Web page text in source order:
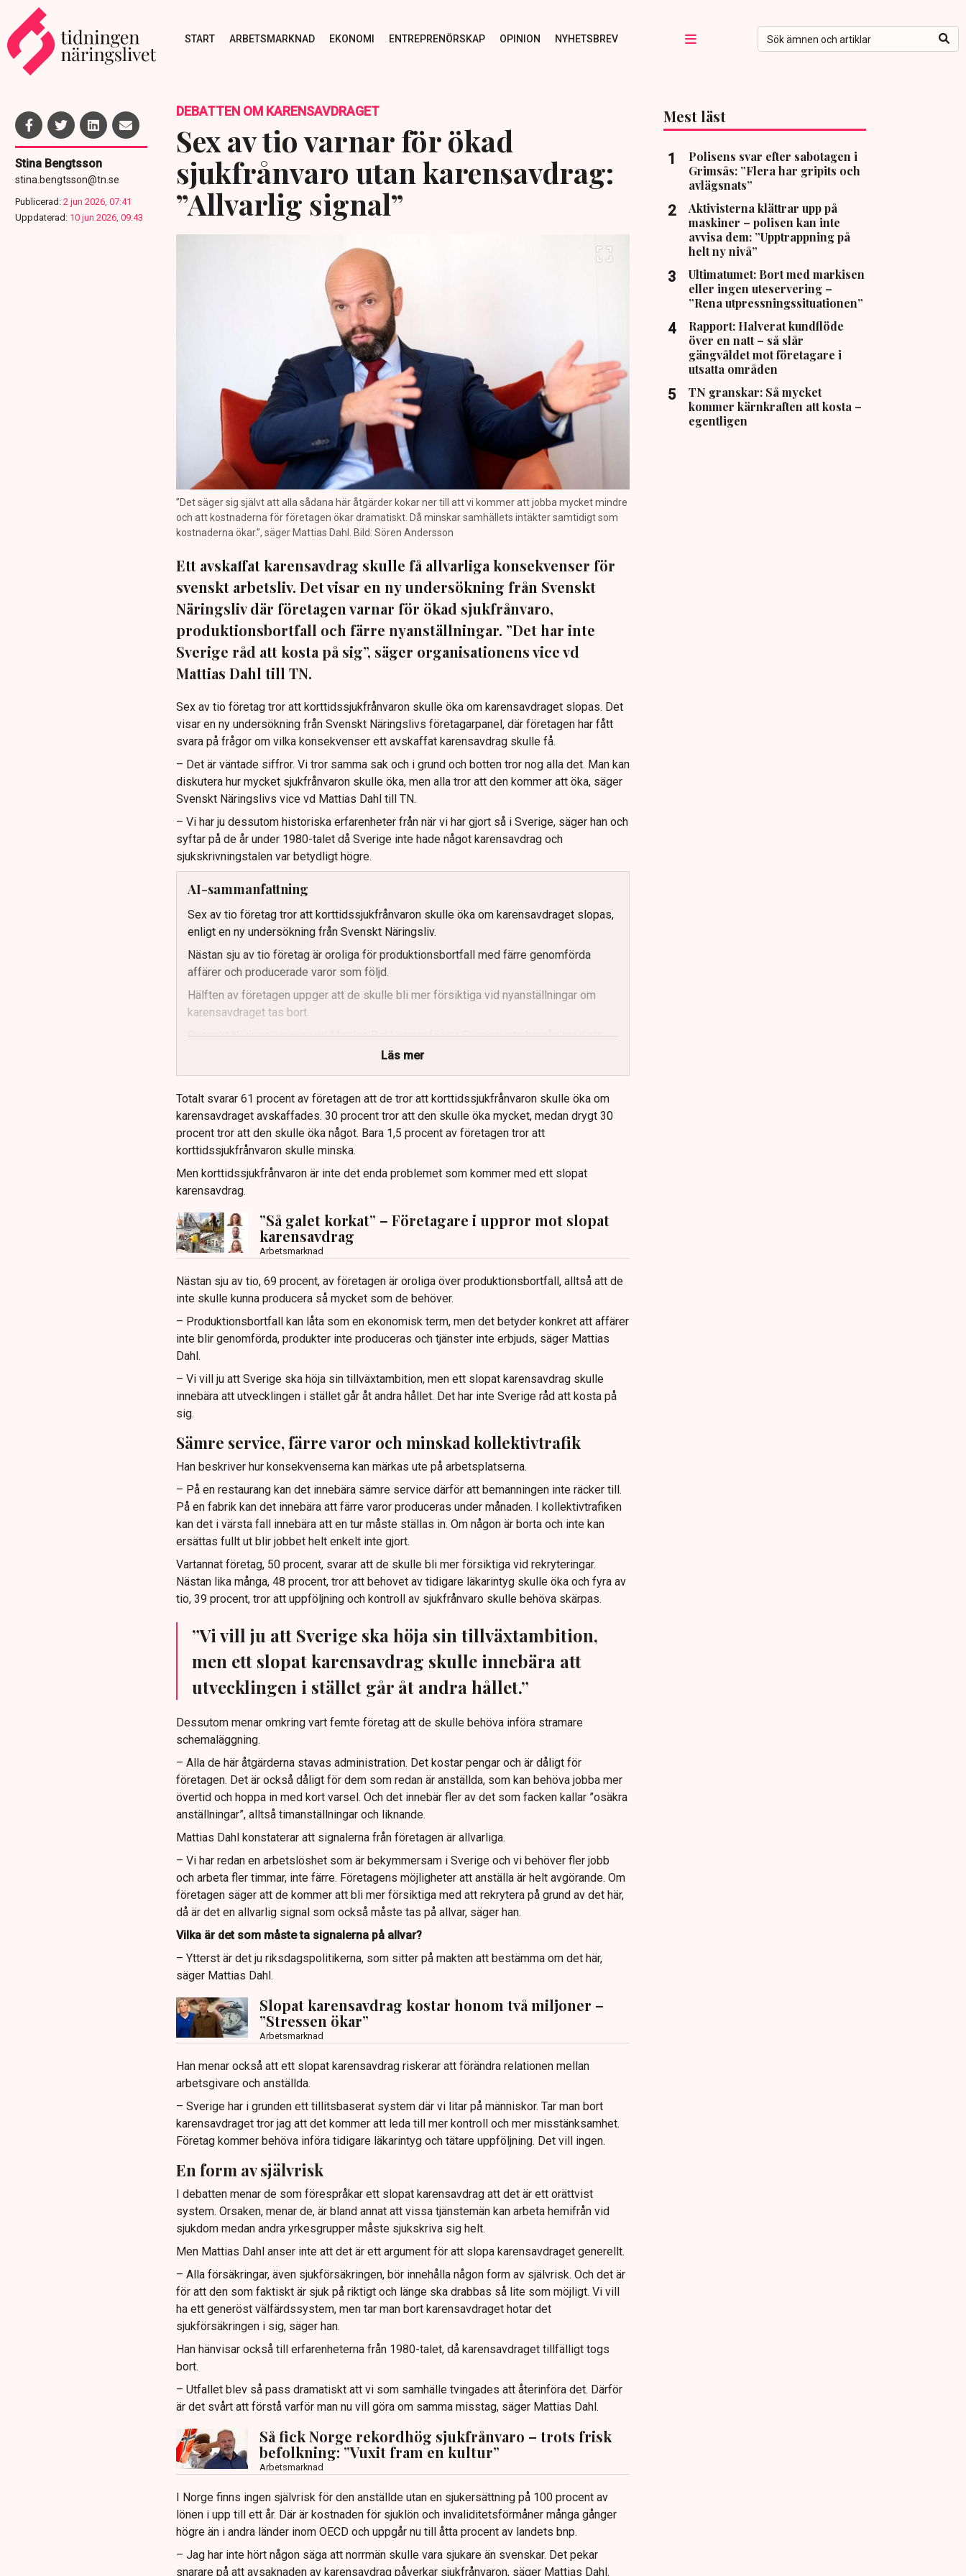
START ARBETSMARKNAD EKONOMI ENTREPRENÖRSKAP OPINION NYHETSBREV
Stina Bengtsson
stina.bengtsson@tn.se
Publicerad: 2 jun 2026, 07:41
Uppdaterad: 10 jun 2026, 09:43
DEBATTEN OM KARENSAVDRAGET
Sex av tio varnar för ökad
sjukfrånvaro utan karensavdrag:
”Allvarlig signal”
”Det säger sig självt att alla sådana här åtgärder kokar ner till att vi kommer att jobba mycket mindre
och att kostnaderna för företagen ökar dramatiskt. Då minskar samhällets intäkter samtidigt som
kostnaderna ökar.”, säger Mattias Dahl. Bild: Sören Andersson
Ett avskaffat karensavdrag skulle få allvarliga konsekvenser för
svenskt arbetsliv. Det visar en ny undersökning från Svenskt
Näringsliv där företagen varnar för ökad sjukfrånvaro,
produktionsbortfall och färre nyanställningar. ”Det har inte
Sverige råd att kosta på sig”, säger organisationens vice vd
Mattias Dahl till TN.
Sex av tio företag tror att korttidssjukfrånvaron skulle öka om karensavdraget slopas. Det
visar en ny undersökning från Svenskt Näringslivs företagarpanel, där företagen har fått
svara på frågor om vilka konsekvenser ett avskaffat karensavdrag skulle få.
– Det är väntade siffror. Vi tror samma sak och i grund och botten tror nog alla det. Man kan
diskutera hur mycket sjukfrånvaron skulle öka, men alla tror att den kommer att öka, säger
Svenskt Näringslivs vice vd Mattias Dahl till TN.
– Vi har ju dessutom historiska erfarenheter från när vi har gjort så i Sverige, säger han och
syftar på de år under 1980-talet då Sverige inte hade något karensavdrag och
sjukskrivningstalen var betydligt högre.
AI-sammanfattning
Sex av tio företag tror att korttidssjukfrånvaron skulle öka om karensavdraget slopas,
enligt en ny undersökning från Svenskt Näringsliv.
Nästan sju av tio företag är oroliga för produktionsbortfall med färre genomförda
affärer och producerade varor som följd.
Hälften av företagen uppger att de skulle bli mer försiktiga vid nyanställningar om
karensavdraget tas bort.
Svenskt Näringslivs vice vd Mattias Dahl varnar för att Sverige inte har råd med ett
slopat karensavdrag när landet behöver höja sin tillväxtambition.
Mattias Dahl hänvisar till erfarenheterna från 1980-talet då sjukskrivningstalen var
betydligt högre utan karensavdrag.
Läs mer
Totalt svarar 61 procent av företagen att de tror att korttidssjukfrånvaron skulle öka om
karensavdraget avskaffades. 30 procent tror att den skulle öka mycket, medan drygt 30
procent tror att den skulle öka något. Bara 1,5 procent av företagen tror att
korttidssjukfrånvaron skulle minska.
Men korttidssjukfrånvaron är inte det enda problemet som kommer med ett slopat
karensavdrag.
”Så galet korkat” – Företagare i uppror mot slopat
karensavdrag
Arbetsmarknad
Nästan sju av tio, 69 procent, av företagen är oroliga över produktionsbortfall, alltså att de
inte skulle kunna producera så mycket som de behöver.
– Produktionsbortfall kan låta som en ekonomisk term, men det betyder konkret att affärer
inte blir genomförda, produkter inte produceras och tjänster inte erbjuds, säger Mattias
Dahl.
– Vi vill ju att Sverige ska höja sin tillväxtambition, men ett slopat karensavdrag skulle
innebära att utvecklingen i stället går åt andra hållet. Det har inte Sverige råd att kosta på
sig.
Sämre service, färre varor och minskad kollektivtrafik
Han beskriver hur konsekvenserna kan märkas ute på arbetsplatserna.
– På en restaurang kan det innebära sämre service därför att bemanningen inte räcker till.
På en fabrik kan det innebära att färre varor produceras under månaden. I kollektivtrafiken
kan det i värsta fall innebära att en tur måste ställas in. Om någon är borta och inte kan
ersättas fullt ut blir jobbet helt enkelt inte gjort.
Vartannat företag, 50 procent, svarar att de skulle bli mer försiktiga vid rekryteringar.
Nästan lika många, 48 procent, tror att behovet av tidigare läkarintyg skulle öka och fyra av
tio, 39 procent, tror att uppföljning och kontroll av sjukfrånvaro skulle behöva skärpas.
”Vi vill ju att Sverige ska höja sin tillväxtambition,
men ett slopat karensavdrag skulle innebära att
utvecklingen i stället går åt andra hållet.”
Dessutom menar omkring vart femte företag att de skulle behöva införa stramare
schemaläggning.
– Alla de här åtgärderna stavas administration. Det kostar pengar och är dåligt för
företagen. Det är också dåligt för dem som redan är anställda, som kan behöva jobba mer
övertid och hoppa in med kort varsel. Och det innebär fler av det som facken kallar ”osäkra
anställningar”, alltså timanställningar och liknande.
Mattias Dahl konstaterar att signalerna från företagen är allvarliga.
– Vi har redan en arbetslöshet som är bekymmersam i Sverige och vi behöver fler jobb
och arbeta fler timmar, inte färre. Företagens möjligheter att anställa är helt avgörande. Om
företagen säger att de kommer att bli mer försiktiga med att rekrytera på grund av det här,
då är det en allvarlig signal som också måste tas på allvar, säger han.
Vilka är det som måste ta signalerna på allvar?
– Ytterst är det ju riksdagspolitikerna, som sitter på makten att bestämma om det här,
säger Mattias Dahl.
Slopat karensavdrag kostar honom två miljoner –
”Stressen ökar”
Arbetsmarknad
Han menar också att ett slopat karensavdrag riskerar att förändra relationen mellan
arbetsgivare och anställda.
– Sverige har i grunden ett tillitsbaserat system där vi litar på människor. Tar man bort
karensavdraget tror jag att det kommer att leda till mer kontroll och mer misstänksamhet.
Företag kommer behöva införa tidigare läkarintyg och tätare uppföljning. Det vill ingen.
En form av självrisk
I debatten menar de som förespråkar ett slopat karensavdrag att det är ett orättvist
system. Orsaken, menar de, är bland annat att vissa tjänstemän kan arbeta hemifrån vid
sjukdom medan andra yrkesgrupper måste sjukskriva sig helt.
Men Mattias Dahl anser inte att det är ett argument för att slopa karensavdraget generellt.
– Alla försäkringar, även sjukförsäkringen, bör innehålla någon form av självrisk. Och det är
för att den som faktiskt är sjuk på riktigt och länge ska drabbas så lite som möjligt. Vi vill
ha ett generöst välfärdssystem, men tar man bort karensavdraget hotar det
sjukförsäkringen i sig, säger han.
Han hänvisar också till erfarenheterna från 1980-talet, då karensavdraget tillfälligt togs
bort.
– Utfallet blev så pass dramatiskt att vi som samhälle tvingades att återinföra det. Därför
är det svårt att förstå varför man nu vill göra om samma misstag, säger Mattias Dahl.
Så fick Norge rekordhög sjukfrånvaro – trots frisk
befolkning: ”Vuxit fram en kultur”
Arbetsmarknad
I Norge finns ingen självrisk för den anställde utan en sjukersättning på 100 procent av
lönen i upp till ett år. Där är kostnaden för sjuklön och invaliditetsförmåner många gånger
högre än i andra länder inom OECD och uppgår nu till åtta procent av landets bnp.
– Jag har inte hört någon säga att norrmän skulle vara sjukare än svenskar. Det pekar
snarare på att avsaknaden av karensavdrag påverkar sjukfrånvaron, säger Mattias Dahl.
Mest läst
Polisens svar efter sabotagen i
Grimsås: ”Flera har gripits och
avlägsnats”
Aktivisterna klättrar upp på
maskiner – polisen kan inte
avvisa dem: ”Upptrappning på
helt ny nivå”
Ultimatumet: Bort med markisen
eller ingen uteservering –
”Rena utpressningssituationen”
Rapport: Halverat kundflöde
över en natt – så slår
gängvåldet mot företagare i
utsatta områden
TN granskar: Så mycket
kommer kärnkraften att kosta –
egentligen